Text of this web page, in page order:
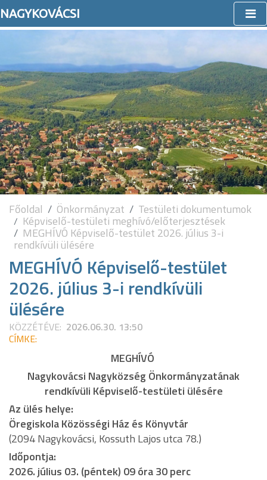
NAGYKOVÁCSI
Főoldal Önkormányzat Testületi dokumentumok
Képviselő-testületi meghívó/előterjesztések
MEGHÍVÓ Képviselő-testület 2026. július 3-i
rendkívüli ülésére
MEGHÍVÓ Képviselő-testület
2026. július 3-i rendkívüli
ülésére
KÖZZÉTÉVE: 2026.06.30. 13:50
CÍMKE:
MEGHÍVÓ
Nagykovácsi Nagyközség Önkormányzatának
rendkívüli Képviselő-testületi ülésére
Az ülés helye:
Öregiskola Közösségi Ház és Könyvtár
(2094 Nagykovácsi, Kossuth Lajos utca 78.)
Időpontja:
2026. július 03. (péntek) 09 óra 30 perc